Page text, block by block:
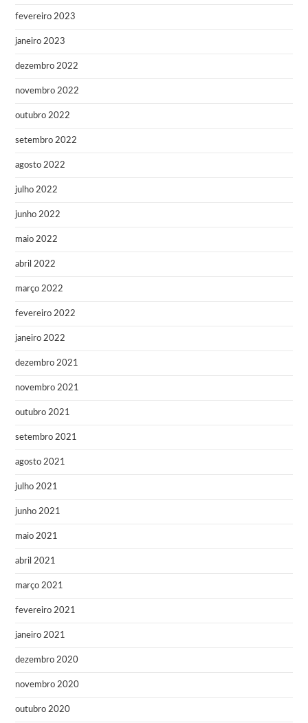
fevereiro 2023
janeiro 2023
dezembro 2022
novembro 2022
outubro 2022
setembro 2022
agosto 2022
julho 2022
junho 2022
maio 2022
abril 2022
março 2022
fevereiro 2022
janeiro 2022
dezembro 2021
novembro 2021
outubro 2021
setembro 2021
agosto 2021
julho 2021
junho 2021
maio 2021
abril 2021
março 2021
fevereiro 2021
janeiro 2021
dezembro 2020
novembro 2020
outubro 2020